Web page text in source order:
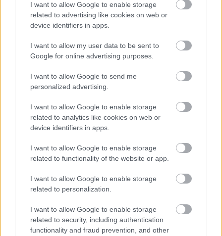
I want to allow Google to enable storage
related to advertising like cookies on web or
device identifiers in apps.
I want to allow my user data to be sent to
Google for online advertising purposes.
I want to allow Google to send me
personalized advertising.
I want to allow Google to enable storage
related to analytics like cookies on web or
device identifiers in apps.
I want to allow Google to enable storage
related to functionality of the website or app.
I want to allow Google to enable storage
related to personalization.
I want to allow Google to enable storage
related to security, including authentication
functionality and fraud prevention, and other
Az e heti /17.jún.12-17-g / húzott
jóskártyák sorrendben..:
JÓStudio•2017. június 13.
Találkozás. Utazás. Nappali szoba.. Mozgalmas
emberekkel kerülhetünk közelebbi kapcsolatba
akivel mondanivalónk!! van egymásnak.
továbbépítésére kedvező idő ez. Kaland sem kizárt,
ne mélyedjünk el…